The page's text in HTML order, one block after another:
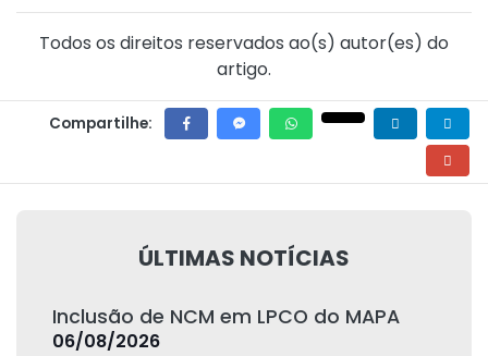
Todos os direitos reservados ao(s) autor(es) do
artigo.
Compartilhe:
ÚLTIMAS NOTÍCIAS
Inclusão de NCM em LPCO do MAPA
06/08/2026